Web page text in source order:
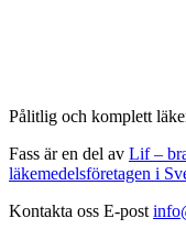
Pålitlig och komplett
Fass är en del av Lif –
läkemedelsföretagen i
Kontakta oss E-post